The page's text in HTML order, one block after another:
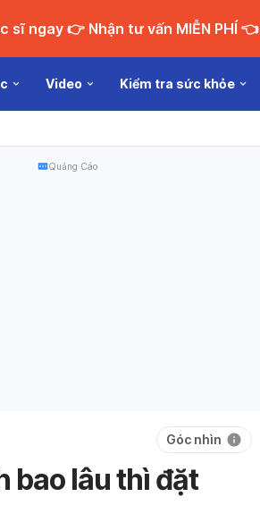
Chat với Bác sĩ ngay 👉 Nhận tư vấn MIỄN PHÍ 👈
Video Kiểm tra sức khỏe
Quảng Cáo
Góc nhìn
bao lâu thì đặt